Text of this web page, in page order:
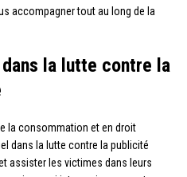
accompagner tout au long de la
la lutte contre la
la consommation et en droit
dans la lutte contre la publicité
assister les victimes dans leurs